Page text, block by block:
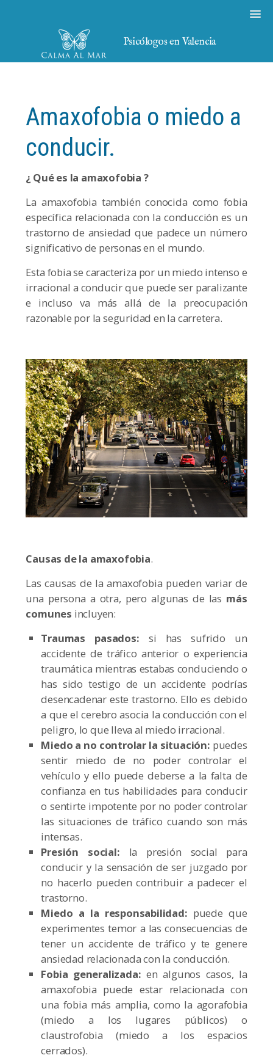
Psicólogos en Valencia
Amaxofobia o miedo a
conducir.
¿ Qué es la amaxofobia ?
La amaxofobia también conocida como fobia
específica relacionada con la conducción es un
trastorno de ansiedad que padece un número
significativo de personas en el mundo.
Esta fobia se caracteriza por un miedo intenso e
irracional a conducir que puede ser paralizante
e incluso va más allá de la preocupación
razonable por la seguridad en la carretera.
Causas de la amaxofobia.
Las causas de la amaxofobia pueden variar de
una persona a otra, pero algunas de las más
comunes incluyen:
Traumas pasados: si has sufrido un
accidente de tráfico anterior o experiencia
traumática mientras estabas conduciendo o
has sido testigo de un accidente podrías
desencadenar este trastorno. Ello es debido
a que el cerebro asocia la conducción con el
peligro, lo que lleva al miedo irracional.
Miedo a no controlar la situación: puedes
sentir miedo de no poder controlar el
vehículo y ello puede deberse a la falta de
confianza en tus habilidades para conducir
o sentirte impotente por no poder controlar
las situaciones de tráfico cuando son más
intensas.
Presión social: la presión social para
conducir y la sensación de ser juzgado por
no hacerlo pueden contribuir a padecer el
trastorno.
Miedo a la responsabilidad: puede que
experimentes temor a las consecuencias de
tener un accidente de tráfico y te genere
ansiedad relacionada con la conducción.
Fobia generalizada:en algunos casos, la
amaxofobia puede estar relacionada con
una fobia más amplia, como la agorafobia
(miedo a los lugares públicos) o
claustrofobia (miedo a los espacios
cerrados).